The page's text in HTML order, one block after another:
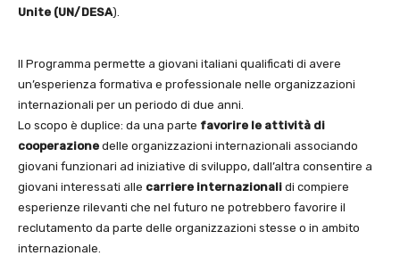
Unite (UN/DESA).
Il Programma permette a giovani italiani qualificati di avere
un’esperienza formativa e professionale nelle organizzazioni
internazionali per un periodo di due anni.
Lo scopo è duplice: da una parte favorire le attività di
cooperazione delle organizzazioni internazionali associando
giovani funzionari ad iniziative di sviluppo, dall’altra consentire a
giovani interessati alle carriere internazionali di compiere
esperienze rilevanti che nel futuro ne potrebbero favorire il
reclutamento da parte delle organizzazioni stesse o in ambito
internazionale.